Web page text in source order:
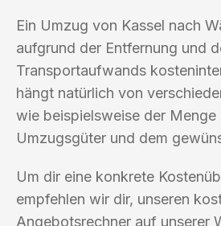
Ein Umzug von Kassel nach
aufgrund der Entfernung und
Transportaufwands
hängt natürlich von
wie beispielsweise der Menge
Umzugsgüter und dem
Um dir eine konkrete
empfehlen wir dir, unseren
Angebotsrechner auf unserer